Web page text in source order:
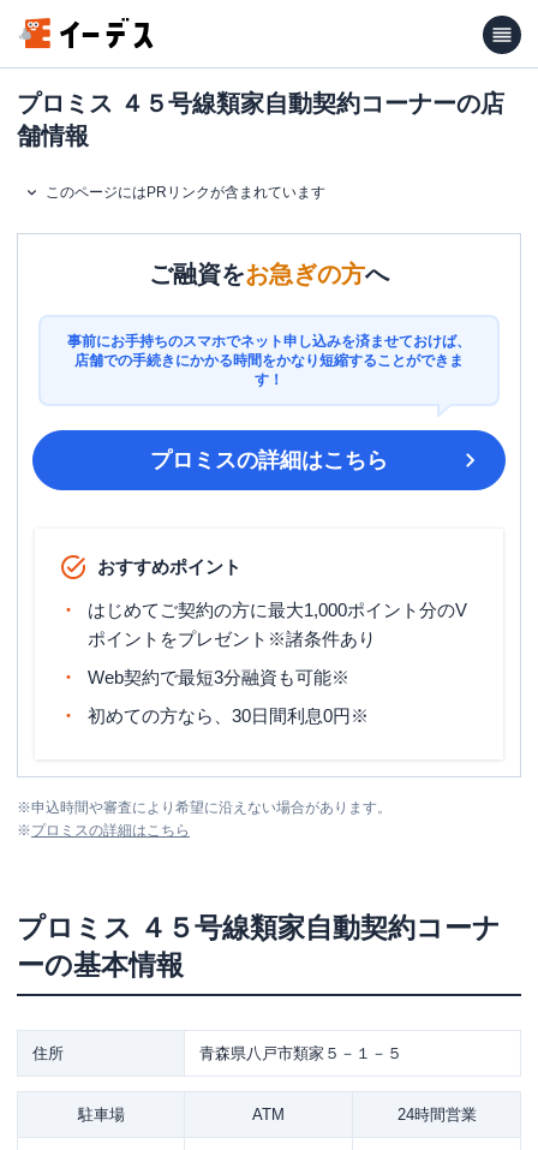
プロミス ４５号線類家自動契約コーナーの店
舗情報
このページにはPRリンクが含まれています
ご融資をお急ぎの方へ
事前にお手持ちのスマホでネット申し込みを済ませておけば、
店舗での手続きにかかる時間をかなり短縮することができま
す！
プロミスの詳細はこちら
おすすめポイント
はじめてご契約の方に最大1,000ポイント分のV
ポイントをプレゼント※諸条件あり
Web契約で最短3分融資も可能※
初めての方なら、30日間利息0円※
※申込時間や審査により希望に沿えない場合があります。
※プロミスの詳細はこちら
プロミス ４５号線類家自動契約コーナ
ーの基本情報
住所 青森県八戸市類家５－１－５
駐車場 ATM 24時間営業